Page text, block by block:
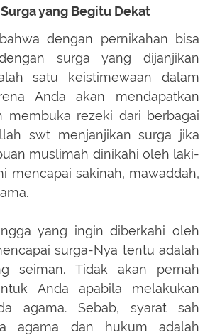
yang Begitu Dekat
dengan pernikahan bisa
surga yang dijanjikan
satu keistimewaan dalam
Anda akan mendapatkan
membuka rezeki dari berbagai
swt menjanjikan surga jika
muslimah dinikahi oleh laki-
mencapai sakinah, mawaddah,
yang ingin diberkahi oleh
surga-Nya tentu adalah
seiman. Tidak akan pernah
Anda apabila melakukan
agama. Sebab, syarat sah
agama dan hukum adalah